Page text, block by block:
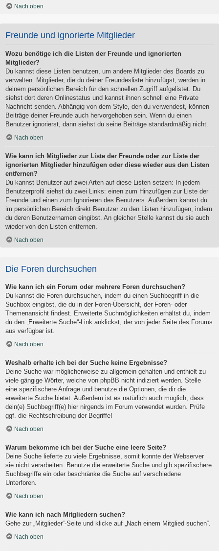
Nach oben
Freunde und ignorierte Mitglieder
Wozu benötige ich die Listen der Freunde und ignorierten
Mitglieder?
Du kannst diese Listen benutzen, um andere Mitglieder des Boards zu
verwalten. Mitglieder, die du deiner Freundesliste hinzufügst, werden in
deinem persönlichen Bereich für den schnellen Zugriff aufgelistet. Du
siehst dort deren Onlinestatus und kannst ihnen schnell eine Private
Nachricht senden. Abhängig von dem Style, den du verwendest, können
Beiträge deiner Freunde auch hervorgehoben sein. Wenn du einen
Benutzer ignorierst, dann siehst du seine Beiträge standardmäßig nicht.
Nach oben
Wie kann ich Mitglieder zur Liste der Freunde oder zur Liste der
ignorierten Mitglieder hinzufügen oder diese wieder aus den Listen
entfernen?
Du kannst Benutzer auf zwei Arten auf diese Listen setzen: In jedem
Benutzerprofil siehst du zwei Links: einen zum Hinzufügen zur Liste der
Freunde und einen zum Ignorieren des Benutzers. Außerdem kannst du
im persönlichen Bereich direkt Benutzer zu den Listen hinzufügen, indem
du deren Benutzernamen eingibst. An gleicher Stelle kannst du sie auch
wieder von den Listen entfernen.
Nach oben
Die Foren durchsuchen
Wie kann ich ein Forum oder mehrere Foren durchsuchen?
Du kannst die Foren durchsuchen, indem du einen Suchbegriff in die
Suchbox eingibst, die du in der Foren-Übersicht, der Foren- oder
Themenansicht findest. Erweiterte Suchmöglichkeiten erhältst du, indem
du den „Erweiterte Suche“-Link anklickst, der von jeder Seite des Forums
aus verfügbar ist.
Nach oben
Weshalb erhalte ich bei der Suche keine Ergebnisse?
Deine Suche war möglicherweise zu allgemein gehalten und enthielt zu
viele gängige Wörter, welche von phpBB nicht indiziert werden. Stelle
eine spezifischere Anfrage und benutze die Optionen, die dir die
erweiterte Suche bietet. Außerdem ist es natürlich auch möglich, dass
dein(e) Suchbegriff(e) hier nirgends im Forum verwendet wurden. Prüfe
ggf. die Rechtschreibung der Begriffe!
Nach oben
Warum bekomme ich bei der Suche eine leere Seite?
Deine Suche lieferte zu viele Ergebnisse, somit konnte der Webserver
sie nicht verarbeiten. Benutze die erweiterte Suche und gib spezifischere
Suchbegriffe ein oder beschränke die Suche auf verschiedene
Unterforen.
Nach oben
Wie kann ich nach Mitgliedern suchen?
Gehe zur „Mitglieder“-Seite und klicke auf „Nach einem Mitglied suchen“.
Nach oben